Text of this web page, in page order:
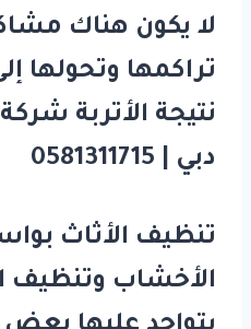
لا يكون هناك
تراكمها وتحولها
نتيجة الأتربة
دبي | 0581311715
تنظيف الأثاث
الأخشاب وتنظيف